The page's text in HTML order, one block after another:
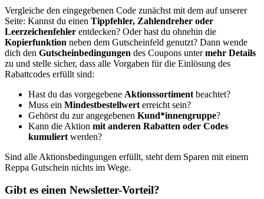
Vergleiche den eingegebenen Code zunächst mit dem auf unserer
Seite: Kannst du einen Tippfehler, Zahlendreher oder
Leerzeichenfehler entdecken? Oder hast du ohnehin die
Kopierfunktion neben dem Gutscheinfeld genutzt? Dann wende
dich den Gutscheinbedingungen des Coupons untermehr Details
zu und stelle sicher, dass alle Vorgaben für die Einlösung des
Rabattcodes erfüllt sind:
Hast du das vorgegebene Aktionssortiment beachtet?
Muss ein Mindestbestellwert erreicht sein?
Gehörst du zur angegebenen Kund*innengruppe?
Kann die Aktion mit anderen Rabatten oder Codes
kumuliert werden?
Sind alle Aktionsbedingungen erfüllt, steht dem Sparen mit einem
Reppa Gutschein nichts im Wege.
Gibt es einen Newsletter-Vorteil?